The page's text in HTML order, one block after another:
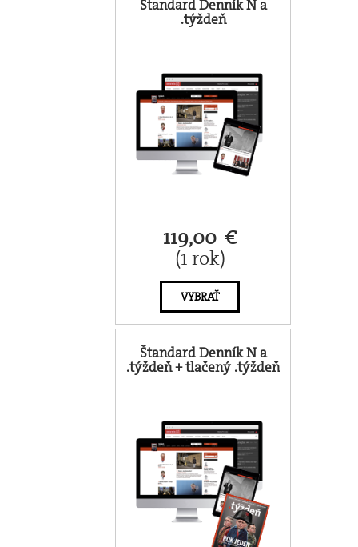
Štandard Denník N a
.týždeň
119,00 €
(1 rok)
VYBRAŤ
Štandard Denník N a
.týždeň + tlačený .týždeň